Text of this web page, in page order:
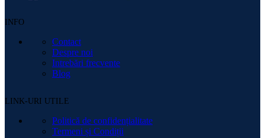
INFO
Contact
Despre noi
Intrebări frecvente
Blog
LINK-URI UTILE
Politică de confidențialitate
Termeni și Condiții